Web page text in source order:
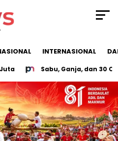
INTERNASIONAL
Sabu, Ganja, dan 30 CD